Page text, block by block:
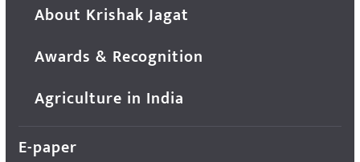
About Krishak Jagat
Awards & Recognition
Agriculture in India
E-paper